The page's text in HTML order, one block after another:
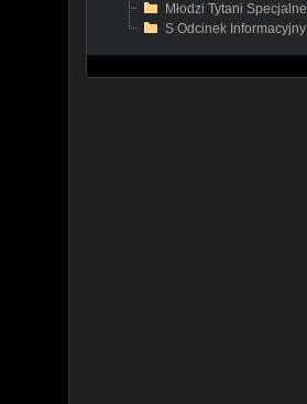
Młodzi Tytani Specjalne
S Odcinek Informacyjny